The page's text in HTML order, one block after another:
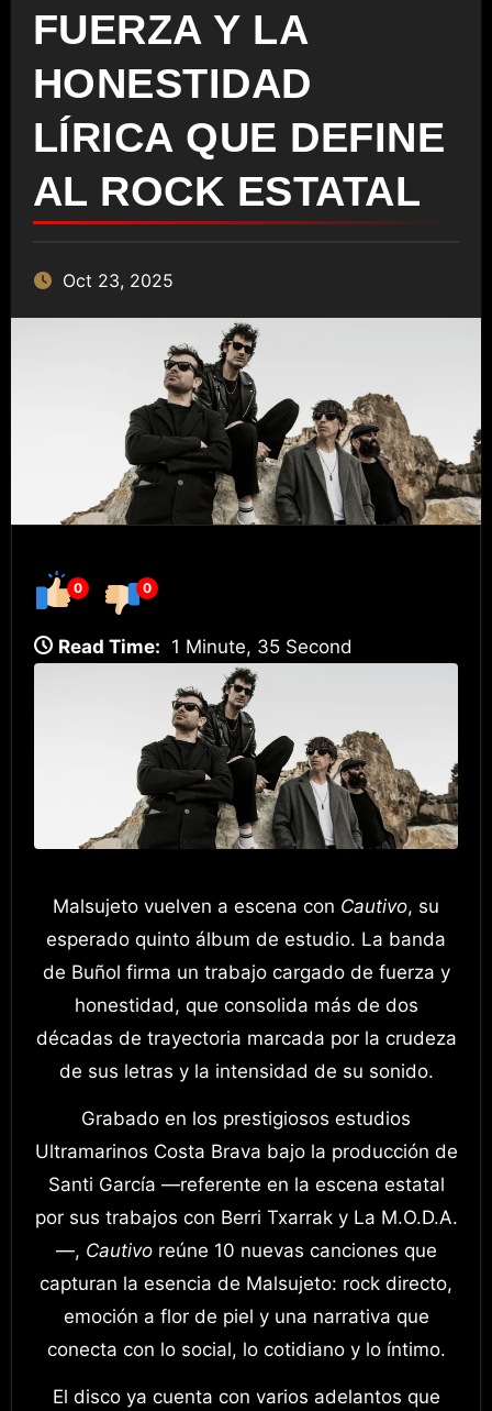
FUERZA Y LA
HONESTIDAD
LÍRICA QUE DEFINE
AL ROCK ESTATAL
Oct 23, 2025
0 0
Read Time: 1 Minute, 35 Second
Malsujeto vuelven a escena con Cautivo, su
esperado quinto álbum de estudio. La banda
de Buñol firma un trabajo cargado de fuerza y
honestidad, que consolida más de dos
décadas de trayectoria marcada por la crudeza
de sus letras y la intensidad de su sonido.
Grabado en los prestigiosos estudios
Ultramarinos Costa Brava bajo la producción de
Santi García —referente en la escena estatal
por sus trabajos con Berri Txarrak y La M.O.D.A.
—, Cautivoreúne 10 nuevas canciones que
capturan la esencia de Malsujeto: rock directo,
emoción a flor de piel y una narrativa que
conecta con lo social, lo cotidiano y lo íntimo.
El disco ya cuenta con varios adelantos que